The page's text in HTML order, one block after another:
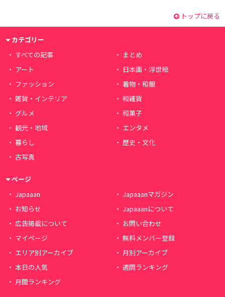
トップに戻る
カテゴリー
すべての記事
まとめ
アート
日本画・浮世絵
ファッション
着物・和服
雑貨・インテリア
和雑貨
グルメ
和菓子
観光・地域
エンタメ
暮らし
歴史・文化
古写真
ページ
Japaaan
Japaaanマガジン
お知らせ
Japaaanについて
広告掲載について
お問い合わせ
マイページ
無料メンバー登録
エリア別アーカイブ
月別アーカイブ
本日の人気
週間ランキング
月間ランキング